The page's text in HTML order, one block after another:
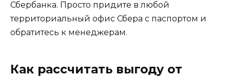
Сбербанка. Просто придите в любой
территориальный офис Сбера с паспортом и
обратитесь к менеджерам.
Как рассчитать выгоду от